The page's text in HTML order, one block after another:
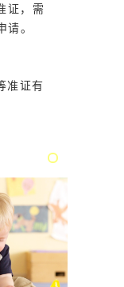
证，需
。
准证有